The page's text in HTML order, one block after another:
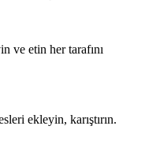
ve etin her tarafını
ekleyin, karıştırın.